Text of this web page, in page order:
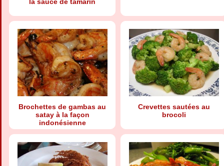
Brochettes de gambas au
satay à la façon
indonésienne
Crevettes sautées au
brocoli